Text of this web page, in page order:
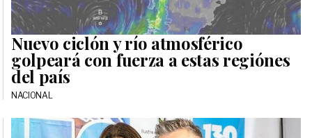
Nuevo ciclón y río atmosférico
golpeará con fuerza a estas regiónes
del país
NACIONAL